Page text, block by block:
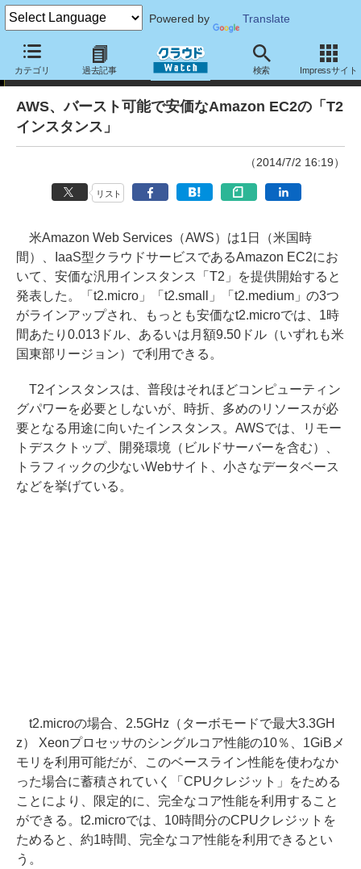
Powered by Translate
カテゴリ 過去記事 検索 Impressサイト
ニュース
AWS、バースト可能で安価なAmazon EC2の「T2
インスタンス」
（2014/7/2 16:19）
リスト
米Amazon Web Services（AWS）は1日（米国時
間）、IaaS型クラウドサービスであるAmazon EC2にお
いて、安価な汎用インスタンス「T2」を提供開始すると
発表した。「t2.micro」「t2.small」「t2.medium」の3つ
がラインアップされ、もっとも安価なt2.microでは、1時
間あたり0.013ドル、あるいは月額9.50ドル（いずれも米
国東部リージョン）で利用できる。
T2インスタンスは、普段はそれほどコンピューティン
グパワーを必要としないが、時折、多めのリソースが必
要となる用途に向いたインスタンス。AWSでは、リモー
トデスクトップ、開発環境（ビルドサーバーを含む）、
トラフィックの少ないWebサイト、小さなデータベース
などを挙げている。
t2.microの場合、2.5GHz（ターボモードで最大3.3GH
z） Xeonプロセッサのシングルコア性能の10％、1GiBメ
モリを利用可能だが、このベースライン性能を使わなか
った場合に蓄積されていく「CPUクレジット」をためる
ことにより、限定的に、完全なコア性能を利用すること
ができる。t2.microでは、10時間分のCPUクレジットを
ためると、約1時間、完全なコア性能を利用できるとい
う。